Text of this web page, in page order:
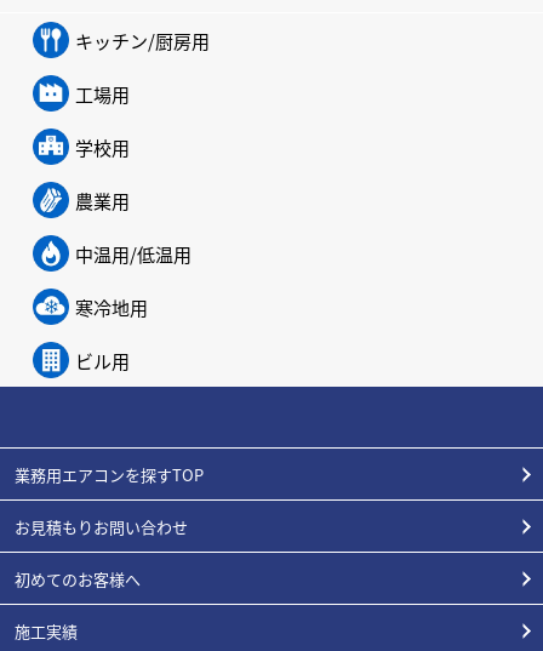
キッチン/厨房用
工場用
学校用
農業用
中温用/低温用
寒冷地用
ビル用
業務用エアコンを探すTOP
お見積もりお問い合わせ
初めてのお客様へ
施工実績